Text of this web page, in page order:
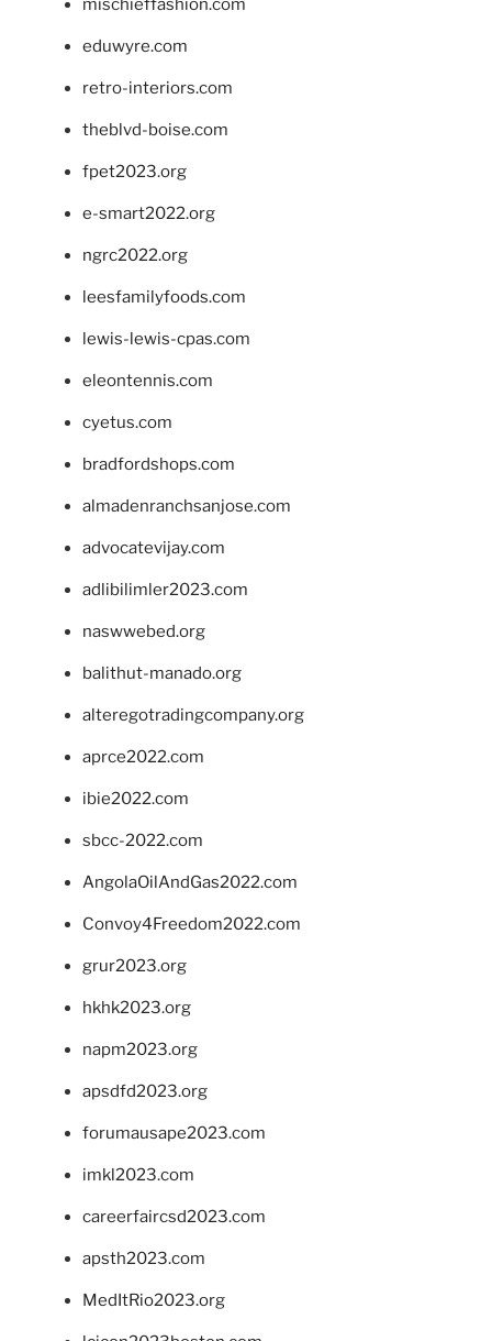
mischieffashion.com
eduwyre.com
retro-interiors.com
theblvd-boise.com
fpet2023.org
e-smart2022.org
ngrc2022.org
leesfamilyfoods.com
lewis-lewis-cpas.com
eleontennis.com
cyetus.com
bradfordshops.com
almadenranchsanjose.com
advocatevijay.com
adlibilimler2023.com
naswwebed.org
balithut-manado.org
alteregotradingcompany.org
aprce2022.com
ibie2022.com
sbcc-2022.com
AngolaOilAndGas2022.com
Convoy4Freedom2022.com
grur2023.org
hkhk2023.org
napm2023.org
apsdfd2023.org
forumausape2023.com
imkl2023.com
careerfaircsd2023.com
apsth2023.com
MedItRio2023.org